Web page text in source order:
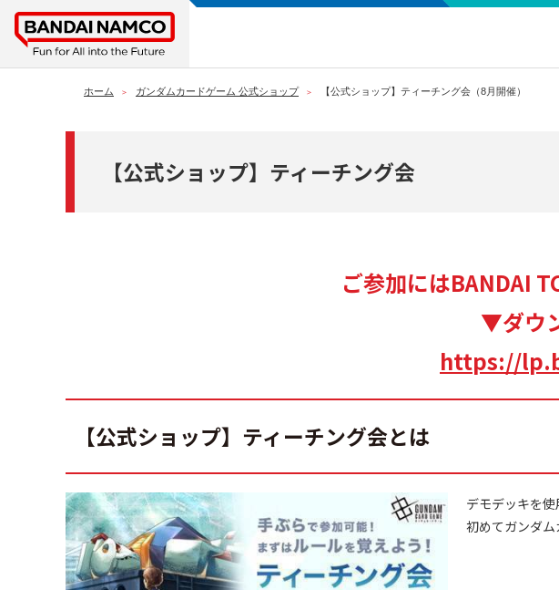
ホーム ガンダムカードゲーム 公式ショップ 【公式ショップ】ティーチング会（8月開催）
【公式ショップ】ティーチング会
ご参加にはBANDAI
▼ダウ
https://
【公式ショップ】ティーチング会とは
デモデッキを
初めてガンダム